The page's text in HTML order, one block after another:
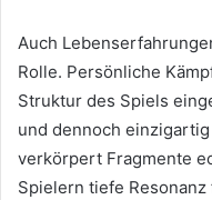
Auch
Rolle. Persönliche
Struktur des Spiels
und dennoch
verkörpert Fragmente
Spielern tiefe Resonanz